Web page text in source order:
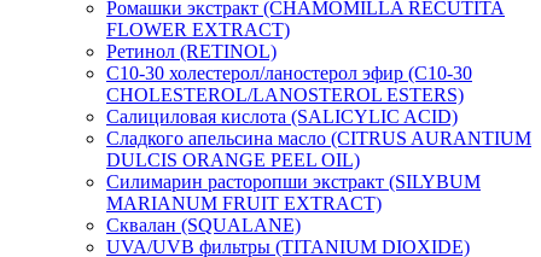
Ромашки экстракт (CHAMOMILLA RECUTITA
FLOWER EXTRACT)
Ретинол (RETINOL)
C10-30 холестерол/ланостерол эфир (C10-30
CHOLESTEROL/LANOSTEROL ESTERS)
Салициловая кислота (SALICYLIC ACID)
Сладкого апельсина масло (CITRUS AURANTIUM
DULCIS ORANGE PEEL OIL)
Силимарин расторопши экстракт (SILYBUM
MARIANUM FRUIT EXTRACT)
Сквалан (SQUALANE)
UVA/UVB фильтры (TITANIUM DIOXIDE)